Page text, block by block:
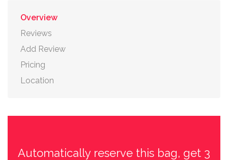
Overview
Reviews
Add Review
Pricing
Location
Automatically reserve this bag, get 3